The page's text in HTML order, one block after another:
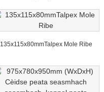
135x115x80mmTalpex Mole Ribe